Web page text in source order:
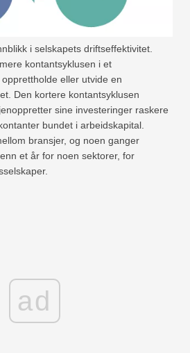
i selskapets driftseffektivitet.
kontantsyklusen i et
eller utvide en
Den kortere kontantsyklusen
sine investeringer raskere
bundet i arbeidskapital.
bransjer, og noen ganger
et år for noen sektorer, for
ad